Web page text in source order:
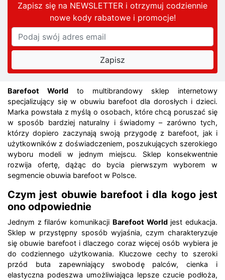
Zapisz się na NEWSLETTER i otrzymuj codziennie
nowe kody rabatowei promocje!
Barefoot World to multibrandowy sklep internetowy
specjalizujący się w obuwiu barefoot dla dorosłych i dzieci.
Marka powstała z myślą o osobach, które chcą poruszać się
w sposób bardziej naturalny i świadomy – zarówno tych,
którzy dopiero zaczynają swoją przygodę z barefoot, jak i
użytkowników z doświadczeniem, poszukujących szerokiego
wyboru modeli w jednym miejscu. Sklep konsekwentnie
rozwija ofertę, dążąc do bycia pierwszym wyborem w
segmencie obuwia barefoot w Polsce.
Czym jest obuwie barefoot i dla kogo jest
ono odpowiednie
Jednym z filarów komunikacji Barefoot Worldjest edukacja.
Sklep w przystępny sposób wyjaśnia, czym charakteryzuje
się obuwie barefoot i dlaczego coraz więcej osób wybiera je
do codziennego użytkowania. Kluczowe cechy to szeroki
przód buta zapewniający swobodę palców, cienka i
elastyczna podeszwa umożliwiająca lepsze czucie podłoża,